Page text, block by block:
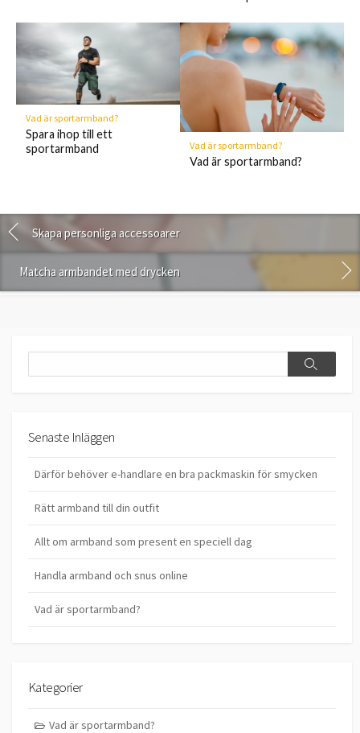
Vad är sportarmband?
Spara ihop till ett
sportarmband
Vad är sportarmband?
Vad är sportarmband?
Skapa personliga accessoarer
Matcha armbandet med drycken
Search
Senaste Inläggen
Därför behöver e-handlare en bra packmaskin för smycken
Rätt armband till din outfit
Allt om armband som present en speciell dag
Handla armband och snus online
Vad är sportarmband?
Kategorier
Vad är sportarmband?